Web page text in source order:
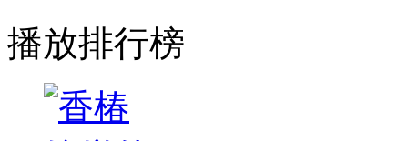
播放排行榜